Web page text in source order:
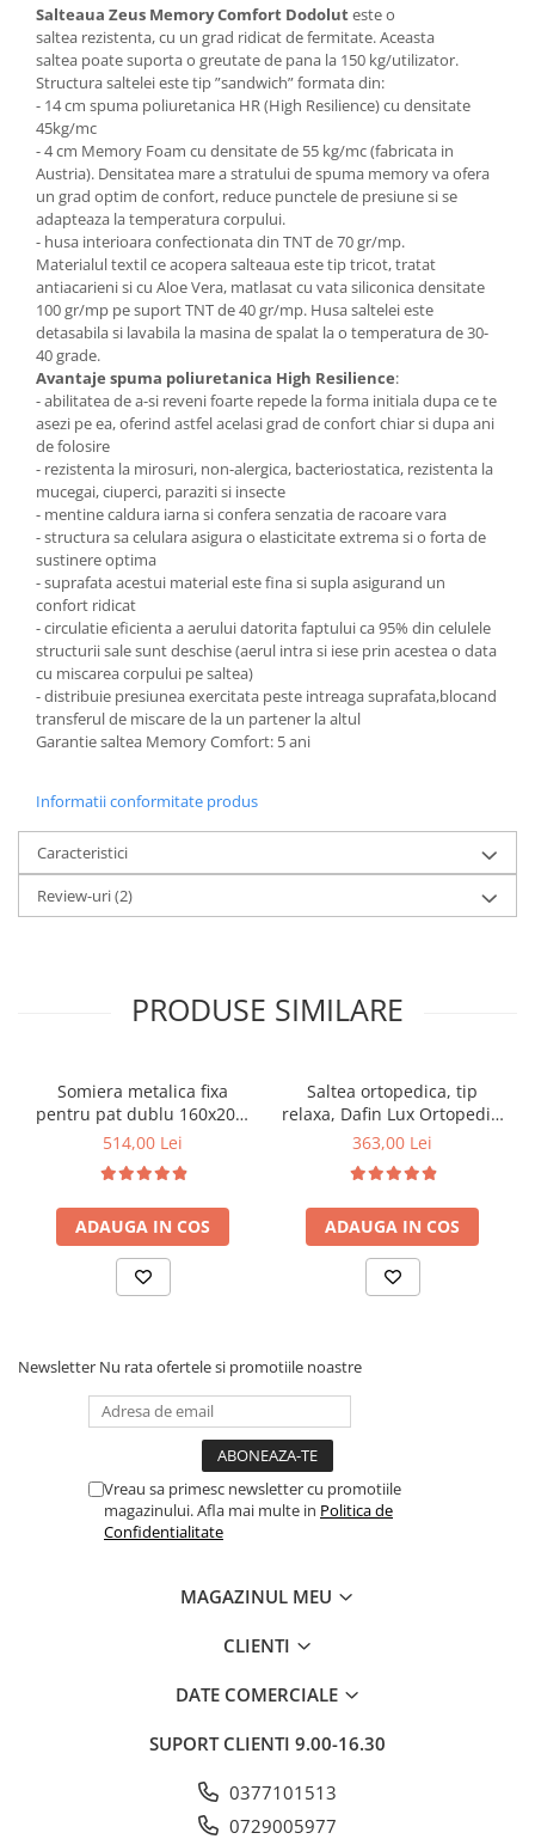
Seturi comode living si dormitor
Salteaua Zeus Memory Comfort Dodoluteste o
saltea rezistenta, cu un grad ridicat de fermitate. Aceasta
saltea poate suporta o greutate de pana la 150 kg/utilizator.
Structura saltelei este tip ”sandwich” formata din:
- 14 cm spuma poliuretanica HR (High Resilience) cu densitate
45kg/mc
- 4 cm Memory Foam cu densitate de 55 kg/mc (fabricata in
Austria). Densitatea mare a stratului de spuma memory va ofera
un grad optim de confort, reduce punctele de presiune si se
adapteaza la temperatura corpului.
- husa interioara confectionata din TNT de 70 gr/mp.
Materialul textil ce acopera salteaua este tip tricot, tratat
antiacarieni si cu Aloe Vera, matlasat cu vata siliconica densitate
100 gr/mp pe suport TNT de 40 gr/mp. Husa saltelei este
detasabila si lavabila la masina de spalat la o temperatura de 30-
40 grade.
Avantaje spuma poliuretanica High Resilience:
- abilitatea de a-si reveni foarte repede la forma initiala dupa ce te
asezi pe ea, oferind astfel acelasi grad de confort chiar si dupa ani
de folosire
- rezistenta la mirosuri, non-alergica, bacteriostatica, rezistenta la
mucegai, ciuperci, paraziti si insecte
- mentine caldura iarna si confera senzatia de racoare vara
- structura sa celulara asigura o elasticitate extrema si o forta de
sustinere optima
- suprafata acestui material este fina si supla asigurand un
confort ridicat
- circulatie eficienta a aerului datorita faptului ca 95% din celulele
structurii sale sunt deschise (aerul intra si iese prin acestea o data
cu miscarea corpului pe saltea)
- distribuie presiunea exercitata peste intreaga suprafata,blocand
transferul de miscare de la un partener la altul
Garantie saltea Memory Comfort: 5 ani
Informatii conformitate produs
Caracteristici
Review-uri(2)
PRODUSE SIMILARE
Somiera metalica fixa
pentru pat dublu 160x200,
6 picioare, 32 lamele lemn
saltea ferm, negru
514,00 Lei
ADAUGA IN COS
Saltea ortopedica, tip
relaxa, Dafin Lux Ortopedic,
90x200x21cm, fermitate
tip Bonell, fata vara-iarna,
sistem de aerisire cu
butoni, Salt Confort
363,00 Lei
ADAUGA IN COS
Newsletter Nu rata ofertele si promotiile noastre
Vreau sa primesc newsletter cu promotiile
magazinului. Afla mai multe in Politica de
Confidentialitate
MAGAZINUL MEU
CLIENTI
DATE COMERCIALE
SUPORT CLIENTI 9.00-16.30
0377101513
0729005977